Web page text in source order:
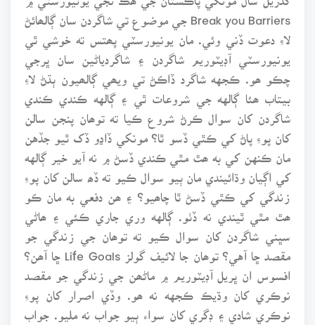
Break you Barriers جي موضوع تي شاگردن سان ڳالھائڻ
لاءِ دعوت ڏني وئي. مان يونيورسٽي پھتس ته خوشي ٿي
يونيورسٽي آڊيٽوريم شاگردن ۽ شاگردياڻين سان ڀرجي
چڪو ھو. ڪجهه شاگرد ڏاڪڻ تي ويھي ڳالھيون ٻڌڻ لاءِ
بيتاب ھئا ڳالهه جي شروعات ٿي ۽ ڳالهه ڪندي ڪندي
شاگردن کان سوال ڪرڻ شروع ڪيا ته توھان پنجن سالن
کان پوءِ پاڻ کي ڪٿي ڏسو ٿا؟ مونکي ڏاڍو ڏک ٿيو جڏهن
مان ڪنهن کي به ھٿ مٿي ڪندي ڏسڻ ۾ نه آيو خير ڳالهه
کي اڳيان وڌائيندي مان ٻيو سوال ڪيو ته ڏھ سالن کان پوءِ
زندگي کي ڪٿي ڏسڻ ٿا چاھيو؟ ۽ ھن دفعي به مان ڪو
ھٿ مٿي ٿيندي نه ڏٺو. ڳالهه وري جاري ڪئي ۽ ھاڻي
سڀني شاگردن کان سوال ڪيو ته توھان جي زندگي جو
مقصد ڇا آهي؟ توھان جا لائيف گولز Life Goals ڇا آھن؟
افسوس ان ڀريل آڊيٽوريم ۾ ماڻھن جي زندگي جو مقصد
نوڪري کان وڌيڪ ڪجهه نه ھو. وڏي اصرار کان پوءِ
نوڪري شادي ۽ ڊگري کان سواء ٻيو جواب نه مليو. جواب